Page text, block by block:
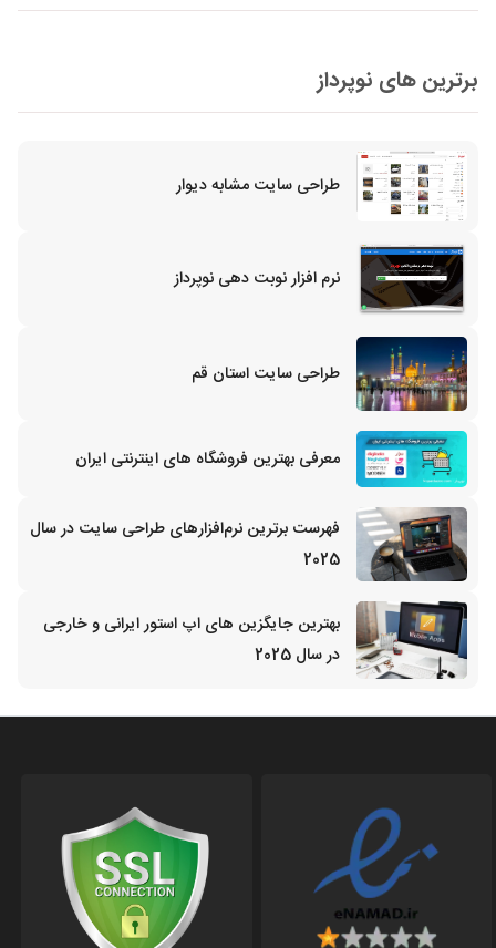
برترین های نوپرداز
طراحی سایت مشابه دیوار
نرم افزار نوبت دهی نوپرداز
طراحی سایت استان قم
معرفی بهترین فروشگاه های اینترنتی ایران
فهرست برترین نرم‌افزارهای طراحی سایت در سال
2025
بهترین جایگزین‌ های اپ استور ایرانی و خارجی
در سال 2025